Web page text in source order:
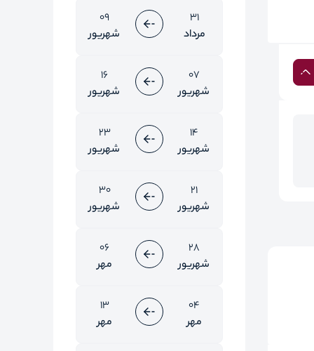
31
مرداد
09
شهریور
07
شهریور
16
شهریور
14
شهریور
23
شهریور
21
شهریور
30
شهریور
28
شهریور
06
مهر
04
مهر
13
مهر